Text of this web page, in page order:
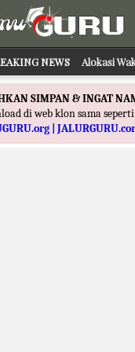
NEWS Alokasi
SIMPAN & INGAT
di web klon sama
|